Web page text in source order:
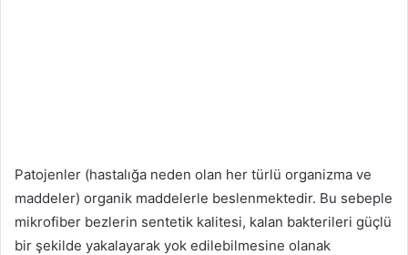
Patojenler (hastalığa neden olan her türlü organizma ve
maddeler) organik maddelerle beslenmektedir. Bu sebeple
mikrofiber bezlerin sentetik kalitesi, kalan bakterileri güçlü
bir şekilde yakalayarak yok edilebilmesine olanak